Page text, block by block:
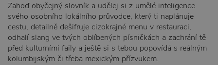
Zahoď obyčejný slovník a udělej si z umělé inteligence
svého osobního lokálního průvodce, který ti naplánuje
cestu, detailně dešifruje cizokrajné menu v restauraci,
odhalí slang ve tvých oblíbených písničkách a zachrání tě
před kulturními faily a ještě si s tebou popovídá s reálným
kolumbijským či třeba mexickým přízvukem.